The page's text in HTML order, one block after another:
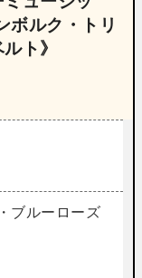
ボルク・トリ
ト》
ブルーローズ